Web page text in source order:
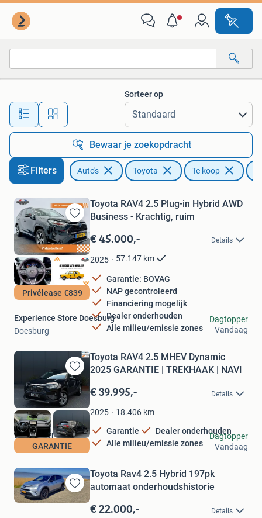
Alle afstanden…
Sorteer op
Bewaar je zoekopdracht
Filters Auto's Toyota Te koop
Bewaren
in
Mijn
Favorieten
Privélease €839
Toyota RAV4 2.5 Plug-in Hybrid AWD
Business - Krachtig, ruim
€ 45.000,- Details
2025 57.147 km
Garantie: BOVAG
NAP gecontroleerd
Financiering mogelijk
Dealer onderhouden
Alle milieu/emissie zones
Experience Store Doesburg
Doesburg
Dagtopper
Vandaag
Bewaren
in
Mijn
Favorieten
GARANTIE
Toyota RAV4 2.5 MHEV Dynamic
2025 GARANTIE | TREKHAAK | NAVI
€ 39.995,- Details
2025 18.406 km
Garantie
Dealer onderhouden
Alle milieu/emissie zones
Drive4ever
Etten-Leur
Dagtopper
Vandaag
Bewaren
in
Toyota Rav4 2.5 Hybrid 197pk
automaat onderhoudshistorie
€ 22.000,- Details